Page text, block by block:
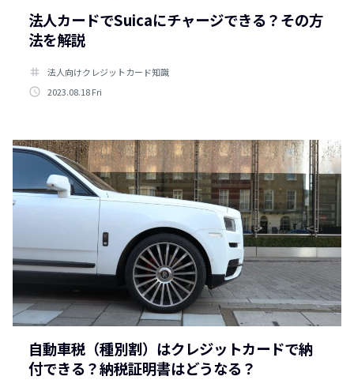
法人カードでSuicaにチャージできる？その方
法を解説
tag
法人向けクレジットカード知識
access_time 2023.08.18 Fri
自動車税（種別割）はクレジットカードで納
付できる？納税証明書はどうなる？